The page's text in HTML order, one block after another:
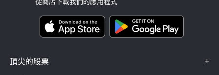
頂尖的股票 +
關鍵資訊文件
投訴資料（FCA 客戶）